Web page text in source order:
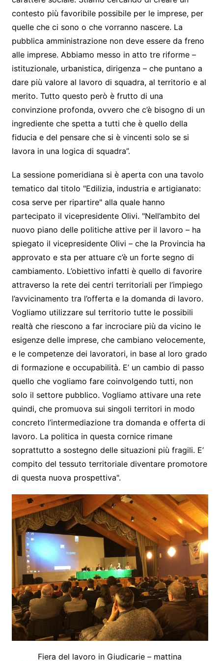
contesto più favoribile possibile per le imprese, per
quelle che ci sono o che vorranno nascere. La
pubblica amministrazione non deve essere da freno
alle imprese. Abbiamo messo in atto tre riforme –
istituzionale, urbanistica, dirigenza – che puntano a
dare più valore al lavoro di squadra, al territorio e al
merito. Tutto questo però è frutto di una
convinzione profonda, ovvero che c’è bisogno di un
ingrediente che spetta a tutti che è quello della
fiducia e del pensare che si è vincenti solo se si
lavora in una logica di squadra”.
La sessione pomeridiana si è aperta con una tavolo
tematico dal titolo "Edilizia, industria e artigianato:
cosa serve per ripartire" alla quale hanno
partecipato il vicepresidente Olivi. "Nell’ambito del
nuovo piano delle politiche attive per il lavoro – ha
spiegato il vicepresidente Olivi – che la Provincia ha
approvato e sta per attuare c’è un forte segno di
cambiamento. L’obiettivo infatti è quello di favorire
attraverso la rete dei centri territoriali per l’impiego
l’avvicinamento tra l’offerta e la domanda di lavoro.
Vogliamo utilizzare sul territorio tutte le possibili
realtà che riescono a far incrociare più da vicino le
esigenze delle imprese, che cambiano velocemente,
e le competenze dei lavoratori, in base al loro grado
di formazione e occupabilità. E’ un cambio di passo
quello che vogliamo fare coinvolgendo tutti, non
solo il settore pubblico. Vogliamo attivare una rete
quindi, che promuova sui singoli territori in modo
concreto l’intermediazione tra domanda e offerta di
lavoro. La politica in questa cornice rimane
soprattutto a sostegno delle situazioni più fragili. E’
compito del tessuto territoriale diventare promotore
di questa nuova prospettiva".
Fiera del lavoro in Giudicarie – mattina